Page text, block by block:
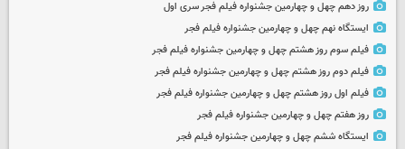
روز دهم چهل و چهارمین جشنواره فیلم فجر سری اول
ایستگاه نهم چهل و چهارمین جشنواره فیلم فجر
فیلم سوم روز هشتم چهل و چهارمین جشنواره فیلم فجر
فیلم دوم روز هشتم چهل و چهارمین جشنواره فیلم فجر
فیلم اول روز هشتم چهل و چهارمین جشنواره فیلم فجر
روز هفتم چهل و چهارمین جشنواره فیلم فجر
ایستگاه ششم چهل و چهارمین جشنواره فیلم فجر